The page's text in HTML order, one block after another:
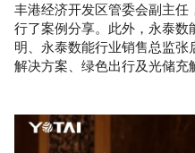
丰港经济开发区管委会副主任
行了案例分享。此外，永泰数
明、永泰数能行业销售总监
解决方案、绿色出行及光储充